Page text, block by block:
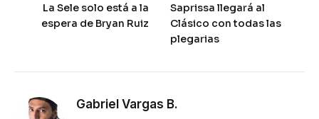
La Sele solo está a la
espera de Bryan Ruiz
Saprissa llegará al
Clásico con todas las
plegarias
Gabriel Vargas B.